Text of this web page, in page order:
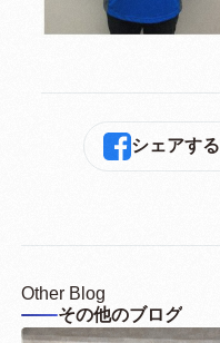
シェアする
その他のブログ
Other Blog